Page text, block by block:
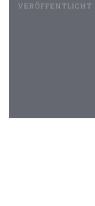
VERÖFFENTLICHT